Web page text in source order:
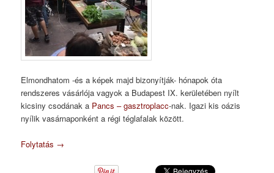
Elmondhatom -és a képek majd bizonyítják- hónapok óta
rendszeres vásárlója vagyok a Budapest IX. kerületében nyílt
kicsiny csodának a Pancs – gasztroplacc-nak. Igazi kis oázis
nyílik vasárnaponként a régi téglafalak között.
Folytatás →